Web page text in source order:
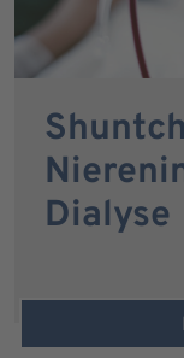
Dialyse